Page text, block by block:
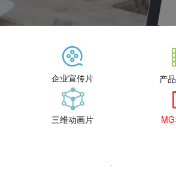
企业宣传片 产
三维动画片